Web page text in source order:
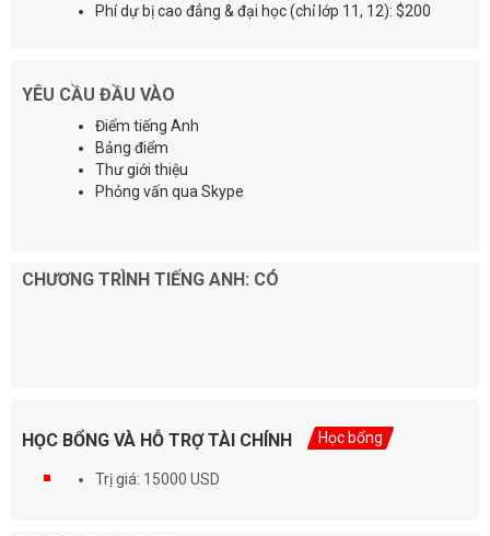
Phí dự bị cao đẳng & đại học (chỉ lớp 11, 12): $200
YÊU CẦU ĐẦU VÀO
Điểm tiếng Anh
Bảng điểm
Thư giới thiệu
Phỏng vấn qua Skype
CHƯƠNG TRÌNH TIẾNG ANH: CÓ
HỌC BỔNG VÀ HỖ TRỢ TÀI CHÍNH Học bổng
Trị giá: 15000 USD